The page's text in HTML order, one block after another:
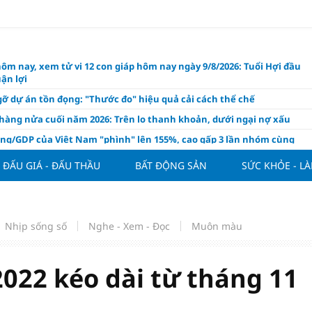
nay, xem tử vi 12 con giáp hôm nay ngày 9/8/2026: Tuổi Hợi đầu
lợi
dự án tồn đọng: "Thước đo" hiệu quả cải cách thể chế
nửa cuối năm 2026: Trên lo thanh khoản, dưới ngại nợ xấu
GDP của Việt Nam "phình" lên 155%, cao gấp 3 lần nhóm cùng
Đấu giá 58.965 m² đất và nhà xưởng tại xã Tân Hồng
hôm nay 8/8: Vàng thế giới "nhảy vọt"
phiếu IPO có được phân bổ dòng vốn mới từ nâng hạng thị trường?
của nước chanh gừng
tiền gửi Kho bạc Nhà nước: Không chỉ 4 ngân hàng được lợi
ĐẤU GIÁ - ĐẤU THẦU BẤT ĐỘNG SẢN SỨC KHỎE -
Nhịp sống số Nghe - Xem - Đọc Muôn màu
kéo dài từ tháng 11